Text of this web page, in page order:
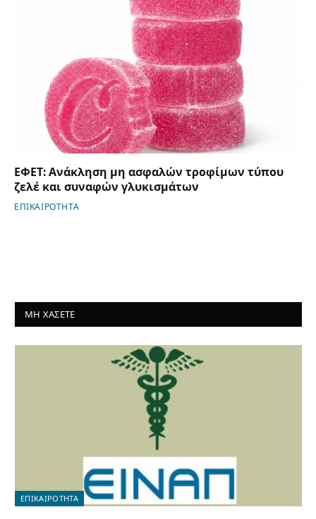
ΕΦΕΤ: Ανάκληση μη ασφαλών τροφίμων τύπου
ζελέ και συναφών γλυκισμάτων
ΕΠΙΚΑΙΡΟΤΗΤΑ
ΜΗ ΧΑΣΕΤΕ
ΕΠΙΚΑΙΡΟΤΗΤΑ